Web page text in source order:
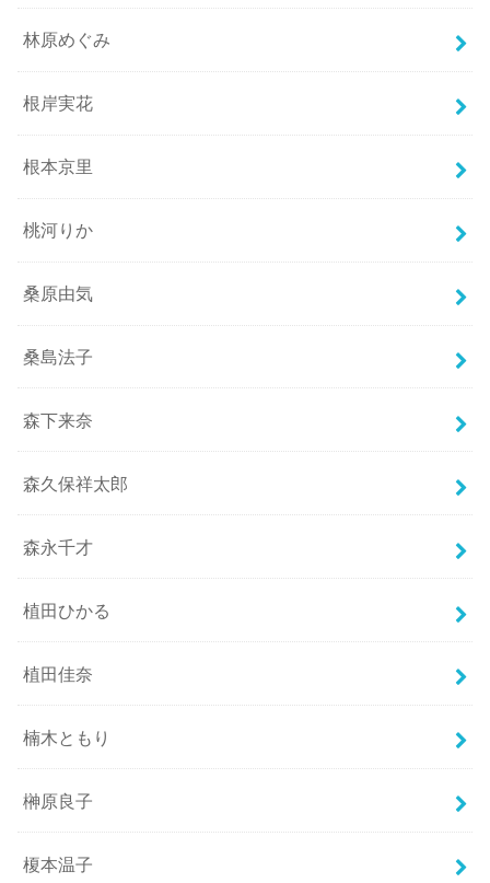
林原めぐみ
根岸実花
根本京里
桃河りか
桑原由気
桑島法子
森下来奈
森久保祥太郎
森永千才
植田ひかる
植田佳奈
楠木ともり
榊原良子
榎本温子